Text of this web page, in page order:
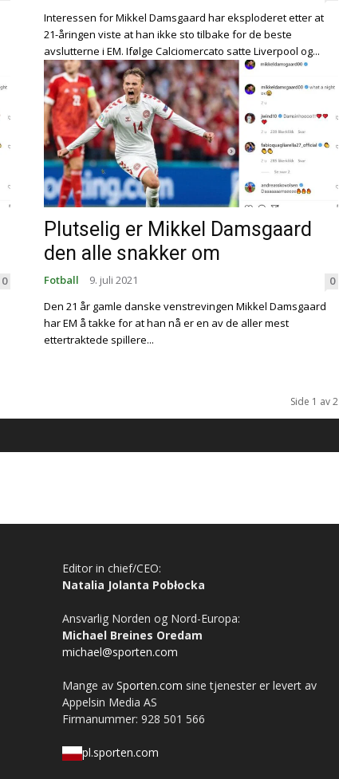
Interessen for Mikkel Damsgaard har eksploderet etter at
21-åringen viste at han ikke sto tilbake for de beste
avslutterne i EM. Ifølge Calciomercato satte Liverpool og...
0
Plutselig er Mikkel Damsgaard
den alle snakker om
Fotball 9. juli 2021
0
Den 21 år gamle danske venstrevingen Mikkel Damsgaard
har EM å takke for at han nå er en av de aller mest
ettertraktede spillere...
Side 1 av 2
Editor in chief/CEO:
Natalia Jolanta Pobłocka
Ansvarlig Norden og Nord-Europa:
Michael Breines Oredam
michael@sporten.com
Mange av Sporten.com sine tjenester er levert av
Appelsin Media AS
Firmanummer: 928 501 566
pl.sporten.com